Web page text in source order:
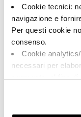
Cookie tecnici:
navigazione e
Per questi cookie
consenso.
Cookie
necessari per
Cookie di
previo tuo
Camargue
Tipologia:
Fondo
Formato: